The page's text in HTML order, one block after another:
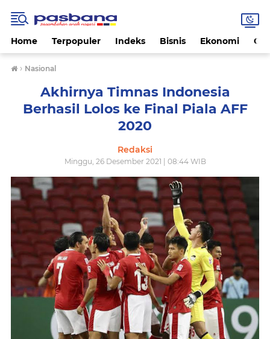
Home Terpopuler Indeks Bisnis Ekonomi
› Nasional
Akhirnya Timnas Indonesia
Berhasil Lolos ke Final Piala AFF
2020
Redaksi
Minggu, 26 Desember 2021 | 08:44 WIB